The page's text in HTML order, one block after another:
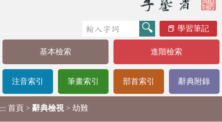
學習筆記
基本檢索 進階檢索
注音索引 筆畫索引 部首索引 辭典附錄
::: 首頁 > 辭典檢視 > 劫難